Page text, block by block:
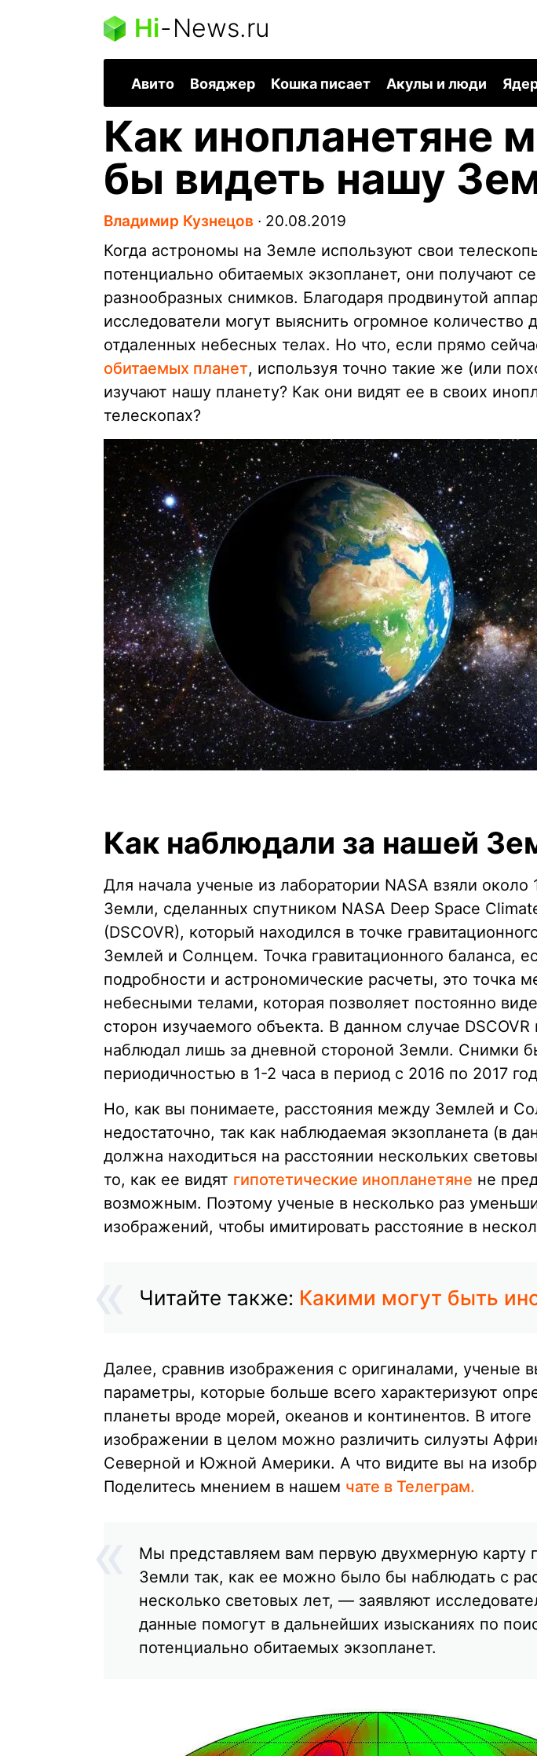
Hi-News.ru
Авито Вояджер Кошка писает Акулы и люди
Как инопланетяне
бы видеть нашу
Владимир Кузнецов ∙ 20.08.2019
Когда астрономы на Земле используют свои
потенциально обитаемых экзопланет, они получают
разнообразных снимков. Благодаря продвинутой
исследователи могут выяснить огромное количество
отдаленных небесных телах. Но что, если прямо
обитаемых планет, используя точно такие же (или
изучают нашу планету? Как они видят ее в своих
телескопах?
Как наблюдали за нашей
Для начала ученые из лаборатории NASA взяли
Земли, сделанных спутником NASA Deep Space
(DSCOVR), который находился в точке
Землей и Солнцем. Точка гравитационного баланса,
подробности и астрономические расчеты, это точка
небесными телами, которая позволяет постоянно
сторон изучаемого объекта. В данном случае DSCOVR
наблюдал лишь за дневной стороной Земли. Снимки
периодичностью в 1-2 часа в период с 2016 по 2017
Но, как вы понимаете, расстояния между Землей и
недостаточно, так как наблюдаемая экзопланета (в
должна находиться на расстоянии нескольких
то, как ее видят гипотетические инопланетяне не
возможным. Поэтому ученые в несколько раз
изображений, чтобы имитировать расстояние в
Читайте также: Какими могут быть
Далее, сравнив изображения с оригиналами, ученые
параметры, которые больше всего характеризуют
планеты вроде морей, океанов и континентов. В итоге
изображении в целом можно различить силуэты
Северной и Южной Америки. А что видите вы на
Поделитесь мнением в нашем чате в Телеграм.
Мы представляем вам первую двухмерную карту
Земли так, как ее можно было бы наблюдать с
несколько световых лет, — заявляют
данные помогут в дальнейших изысканиях по
потенциально обитаемых экзопланет.